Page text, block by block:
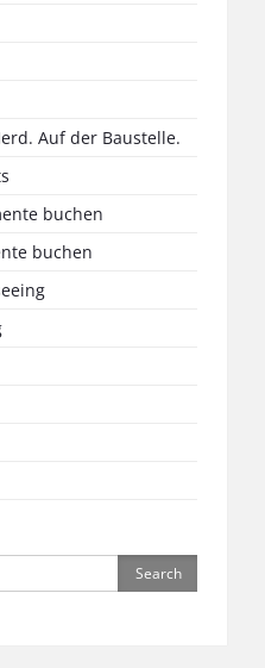
Auf der Baustelle.
buchen
buchen